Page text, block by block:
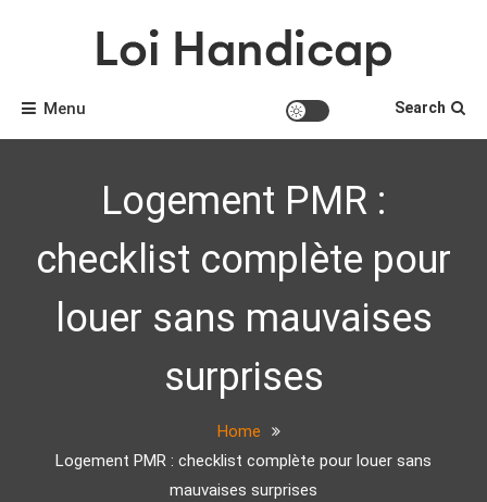
Loi handicap
Menu
Search
Logement PMR :
checklist complète pour
louer sans mauvaises
surprises
Home
Logement PMR : checklist complète pour louer sans
mauvaises surprises